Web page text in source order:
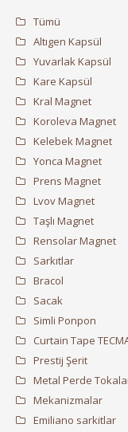
Tümü
Altıgen Kapsül
Yuvarlak Kapsül
Kare Kapsül
Kral Magnet
Koroleva Magnet
Kelebek Magnet
Yonca Magnet
Prens Magnet
Lvov Magnet
Taşlı Magnet
Rensolar Magnet
Sarkıtlar
Bracol
Sacak
Simli Ponpon
Curtain Tape
Prestij Şerit
Metal Perde
Mekanizmalar
Emiliano sarkitlar